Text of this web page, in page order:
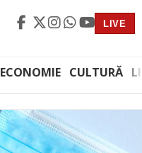
LIVE
ECONOMIE CULTURĂ